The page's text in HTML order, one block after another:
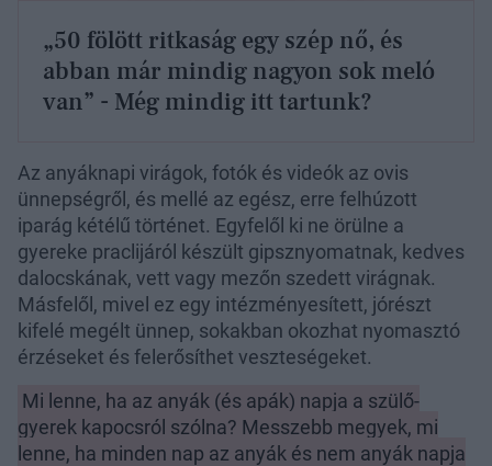
„50 fölött ritkaság egy szép nő, és
abban már mindig nagyon sok meló
van” - Még mindig itt tartunk?
Az anyáknapi virágok, fotók és videók az ovis
ünnepségről, és mellé az egész, erre felhúzott
iparág kétélű történet. Egyfelől ki ne örülne a
gyereke praclijáról készült gipsznyomatnak, kedves
dalocskának, vett vagy mezőn szedett virágnak.
Másfelől, mivel ez egy intézményesített, jórészt
kifelé megélt ünnep, sokakban okozhat nyomasztó
érzéseket és felerősíthet veszteségeket.
Mi lenne, ha az anyák (és apák) napja a szülő-
gyerek kapocsról szólna? Messzebb megyek, mi
lenne, ha minden nap az anyák és nem anyák napja